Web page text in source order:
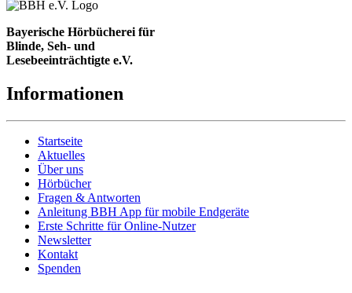
Bayerische Hörbücherei für
Blinde, Seh- und
Lesebeeinträchtigte e.V.
Informationen
Startseite
Aktuelles
Über uns
Hörbücher
Fragen & Antworten
Anleitung BBH App für mobile Endgeräte
Erste Schritte für Online-Nutzer
Newsletter
Kontakt
Spenden